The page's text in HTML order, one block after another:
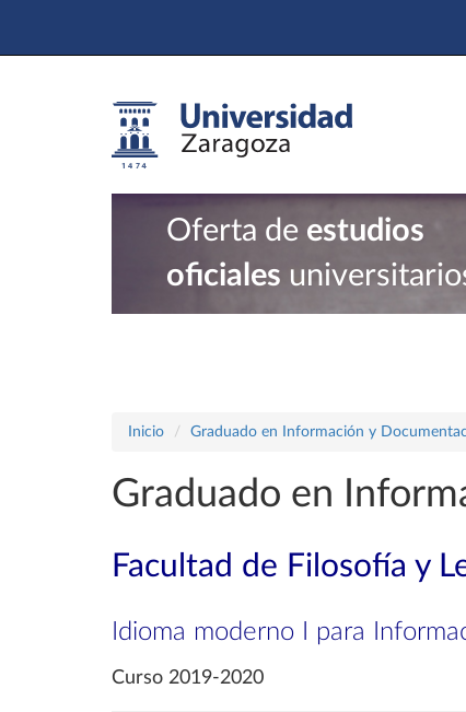
Oferta de estudios
oficiales
Inicio Graduado en Información y
Graduado en
Facultad de Filosofía y
Idioma moderno I para
Curso 2019-2020